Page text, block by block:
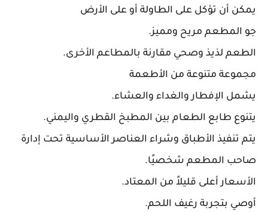
يمكن أن تؤكل على الطاولة أو على الأرض
جو المطعم مريح ومميز.
الطعم لذيذ وصحي مقارنة بالمطاعم الأخرى.
مجموعة متنوعة من الأطعمة
يشمل الإفطار والغداء والعشاء.
يتنوع طابع الطعام بين المطبخ القطري واليمني.
يتم تنفيذ الأطباق وشراء العناصر الأساسية تحت إدارة
صاحب المطعم شخصيًا.
الأسعار أعلى قليلاً من المعتاد.
أوصي بتجربة رغيف اللحم.